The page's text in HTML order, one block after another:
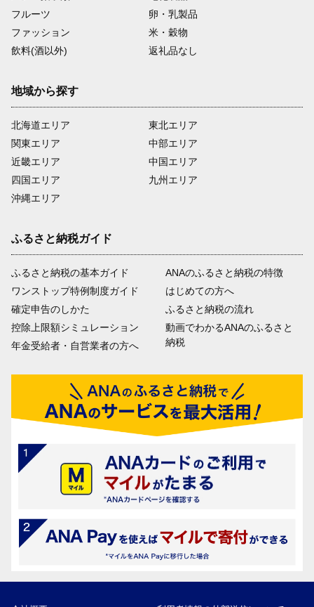
フルーツ
卵・乳製品
ファッション
米・穀物
飲料(酒以外)
返礼品なし
地域から探す
北海道エリア
関東エリア
近畿エリア
四国エリア
沖縄エリア
東北エリア
中部エリア
中国エリア
九州エリア
ふるさと納税ガイド
ふるさと納税の基本ガイド
ワンストップ特例制度ガイド
確定申告のしかた
控除上限額シミュレーション
年金受給者・自営業者の方へ
ANAのふるさと納税の特徴
はじめての方へ
ふるさと納税の流れ
動画でわかるANAのふるさと
納税